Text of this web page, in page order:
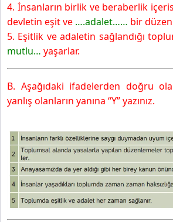
4. İnsanların birlik ve beraberlik
devletin eşit ve ….adalet…… bir
5. Eşitlik ve adaletin sağlandığı
mutlu… yaşarlar.
B. Aşağıdaki ifadelerden doğru
yanlış olanların yanına “Y” yazınız.